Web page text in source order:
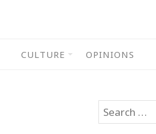
CULTURE OPINIONS
Search
for: